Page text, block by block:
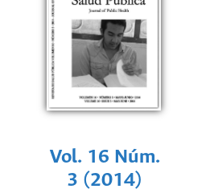
Vol. 16 Núm.
3 (2014)